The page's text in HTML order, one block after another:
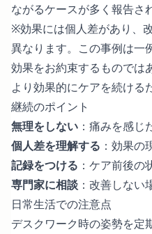
ながるケースが多く報告さ
※効果には個人差があり、
異なります。この事例は一
効果をお約束するものでは
より効果的にケアを続ける
継続のポイント
無理をしない ：痛みを感じ
個人差を理解する ：効果の
記録をつける ：ケア前後の
専門家に相談 ：改善しない
日常生活での注意点
デスクワーク時の姿勢を定